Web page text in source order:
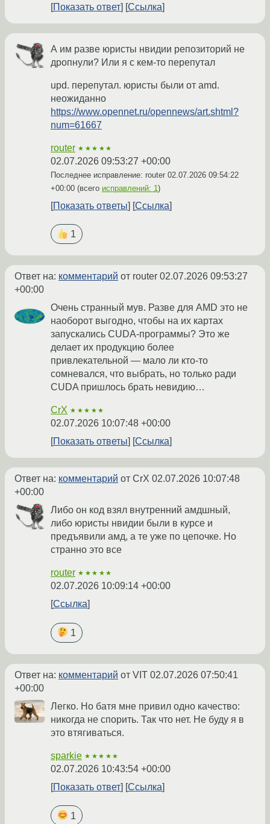
Показать ответ
Ссылка
А им разве юристы нвидии репозиторий не
дропнули? Или я с кем-то перепутал
upd. перепутал. юристы были от amd.
неожиданно
https://www.opennet.ru/opennews/art.shtml?
num=61667
router ★★★★★
02.07.2026 09:53:27 +00:00
Последнее исправление: router 02.07.2026 09:54:22
+00:00 (всего исправлений: 1)
Показать ответы Ссылка
1
Ответ на: комментарий от router 02.07.2026 09:53:27
+00:00
Очень странный мув. Разве для AMD это не
наоборот выгодно, чтобы на их картах
запускались CUDA-программы? Это же
делает их продукцию более
привлекательной — мало ли кто-то
сомневался, что выбрать, но только ради
CUDA пришлось брать невидию…
CrX ★★★★★
02.07.2026 10:07:48 +00:00
Показать ответы
Ссылка
Ответ на: комментарий от CrX 02.07.2026 10:07:48
+00:00
Либо он код взял внутренний амдшный,
либо юристы нвидии были в курсе и
предъявили амд, а те уже по цепочке. Но
странно это все
router ★★★★★
02.07.2026 10:09:14 +00:00
Ссылка
1
Ответ на: комментарий от VIT 02.07.2026 07:50:41
+00:00
Легко. Но батя мне привил одно качество:
никогда не спорить. Так что нет. Не буду я в
это втягиваться.
sparkie ★★★★★
02.07.2026 10:43:54 +00:00
Показать ответ
Ссылка
1